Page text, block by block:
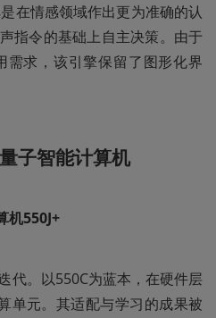
在情感领域作出更为准确的认
指令的基础上自主决策。由于
需求，该引擎保留了图形化界
子智能计算机
机550J+
代。以550C为蓝本，在硬件层
单元。其适配与学习的成果被